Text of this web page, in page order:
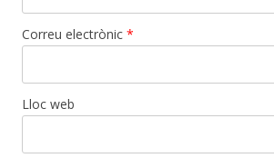
Correu electrònic *
Lloc web